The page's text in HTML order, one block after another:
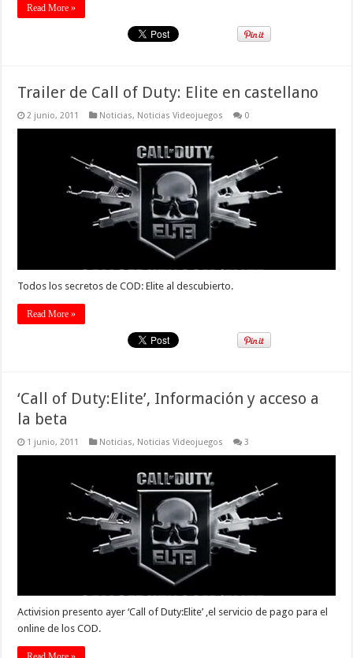
Read More »
Trailer de Call of Duty: Elite en castellano
2 junio, 2011 Noticias, Noticias Videojuegos 0
Todos los secretos de COD: Elite al descubierto.
Read More »
‘Call of Duty:Elite’, Información y acceso a
la beta
1 junio, 2011 Noticias, Noticias Videojuegos 3
Activision presento ayer ‘Call of Duty:Elite’ ,el servicio de pago para el
online de los COD.